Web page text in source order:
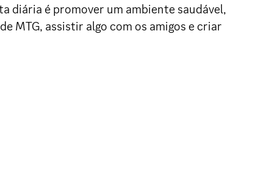
diária é promover um ambiente saudável,
MTG, assistir algo com os amigos e criar